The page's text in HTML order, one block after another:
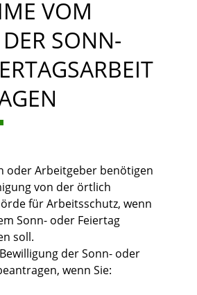
VOM
SONN-
oder Arbeitgeber benötigen
von der örtlich
für Arbeitsschutz, wenn
Sonn- oder Feiertag
soll.
der Sonn- oder
wenn Sie: